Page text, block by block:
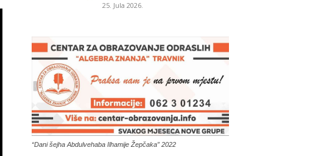
25. Jula 2026.
“Dani šejha Abdulvehaba Ilhamije Žepčaka” 2022